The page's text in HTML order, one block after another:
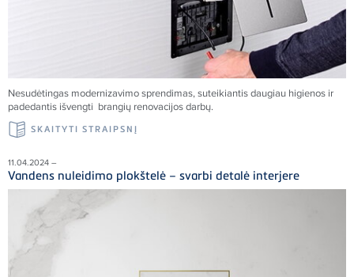
Nesudėtingas modernizavimo sprendimas, suteikiantis daugiau higienos ir
padedantis išvengti brangių renovacijos darbų.
SKAITYTI STRAIPSNĮ
11.04.2024 –
Vandens nuleidimo plokštelė – svarbi detalė interjere